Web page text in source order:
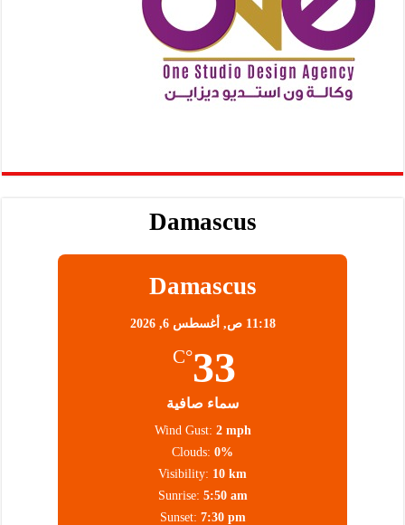
Damascus
Damascus
11:18 ص, أغسطس 6, 2026
33
°C
سماء صافية
Wind Gust: 2 mph
Clouds: 0%
Visibility: 10 km
Sunrise: 5:50 am
Sunset: 7:30 pm